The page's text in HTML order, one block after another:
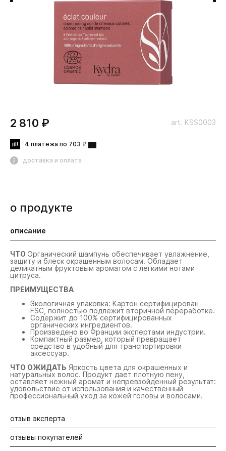
art. KSS0003
2 810 ₽
4 платежа по 703 ₽
доставка и оплата
о продукте
описание
ЧТО Органический шампунь обеспечивает увлажнение,
защиту и блеск окрашенным волосам. Обладает
деликатным фруктовым ароматом с легкими нотами
цитруса.
ПРЕИМУЩЕСТВА
Экологичная упаковка: Картон сертифицирован
FSC, полностью подлежит вторичной переработке.
Содержит до 100% сертифицированных
органических ингредиентов.
Произведено во Франции экспертами индустрии.
Компактный размер, который превращает
средство в удобный для транспортировки
аксессуар.
ЧТО ОЖИДАТЬ Яркость цвета для окрашенных и
натуральных волос. Продукт дает плотную пену,
оставляет нежный аромат и непревзойденный результат:
удовольствие от использования и качественный
профессиональный уход за кожей головы и волосами.
отзыв эксперта
Большинство из нас стремится к продуктивности,
простоте и комфорту. Твердые шампуни Kydra Le Salon
отзывы покупателей